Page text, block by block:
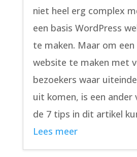
niet heel erg complex
een basis WordPress
te maken. Maar om een
website te maken met
bezoekers waar
uit komen, is een ander
de 7 tips in dit artikel
Lees meer